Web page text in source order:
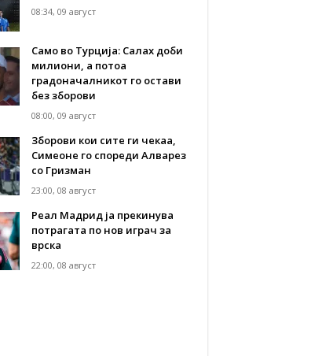
08:34, 09 август
Само во Турција: Салах доби
милиони, а потоа
градоначалникот го остави
без зборови
08:00, 09 август
Зборови кои сите ги чекаа,
Симеоне го спореди Алварез
со Гризман
23:00, 08 август
Реал Мадрид ја прекинува
потрагата по нов играч за
врска
22:00, 08 август